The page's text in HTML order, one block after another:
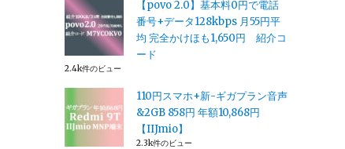
【povo 2.0】基本料0円で電話
番号+データ128kbps 月55円平
均 完全かけほも1,650円 紹介コ
ード
2.4k件のビュー
110円スマホ+新-ギガプラン音声
&2GB 858円 年額10,868円
【IIJmio】
2.3k件のビュー